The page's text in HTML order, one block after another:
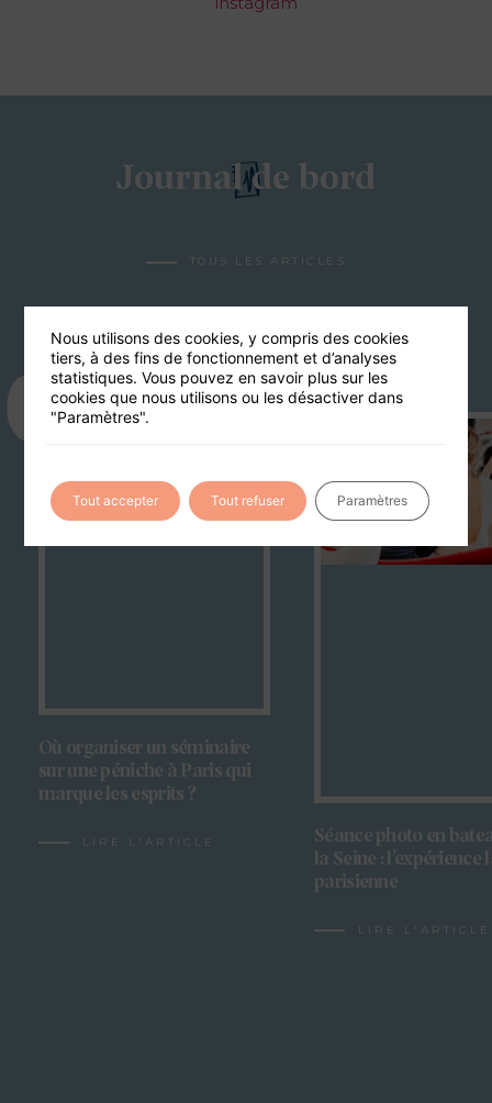
Journal de bord
TOUS LES ARTICLES
Où organiser un séminaire
sur une péniche à Paris qui
marque les esprits ?
23
03
LIRE L'ARTICLE
Séance photo en
la Seine : l’expérience
parisienne
12
03
LIRE L'ARTICLE
Nous utilisons des cookies, y compris des cookies
tiers, à des fins de fonctionnement et d’analyses
statistiques. Vous pouvez en savoir plus sur les
cookies que nous utilisons ou les désactiver dans
"Paramètres".
Tout accepter Tout refuser Paramètres